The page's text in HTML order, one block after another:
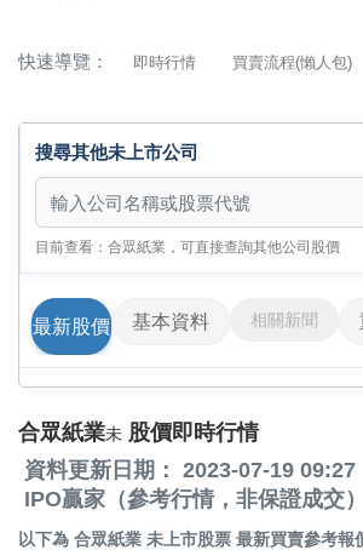
快速導覽： 即時行情 買賣流程(懶人包)
搜尋其他未上市公司
搜尋其他未上市公司
目前查看：合眾紙業，可直接查詢其他公司股價
最新股價 基本資料 相關新聞
合眾紙業未 股價即時行情
資料更新日期： 2023-07-19 09:27
IPO贏家（參考行情，非保證成交）
以下為 合眾紙業 未上市股票 最新買賣參考報